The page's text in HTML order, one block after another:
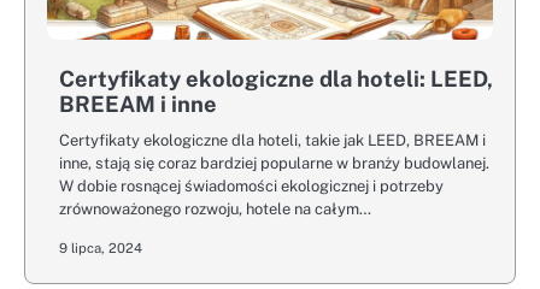
Certyfikaty ekologiczne dla hoteli: LEED,
BREEAM i inne
Certyfikaty ekologiczne dla hoteli, takie jak LEED, BREEAM i
inne, stają się coraz bardziej popularne w branży budowlanej.
W dobie rosnącej świadomości ekologicznej i potrzeby
zrównoważonego rozwoju, hotele na całym…
9 lipca, 2024